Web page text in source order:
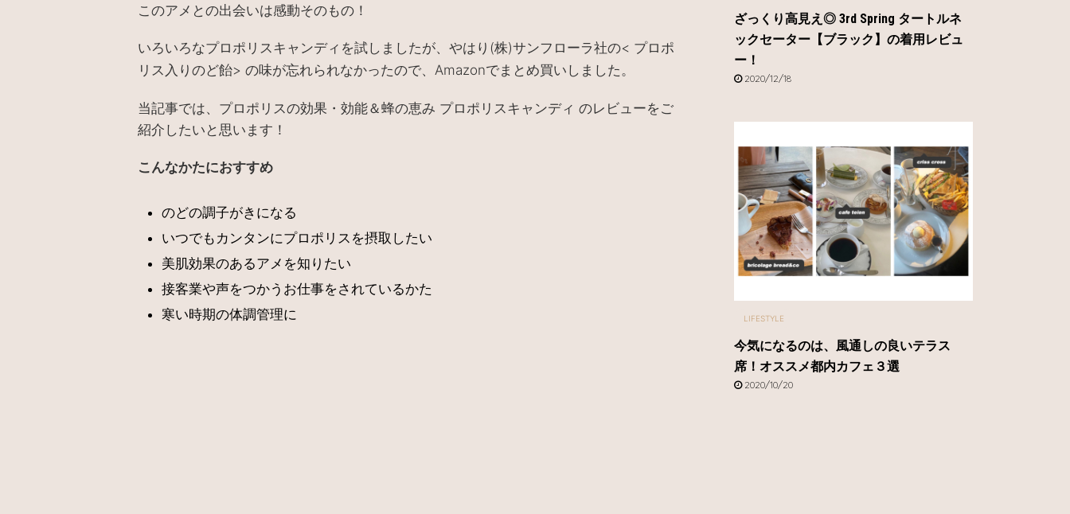
このアメとの出会いは感動そのもの！
いろいろなプロポリスキャンディを試しましたが、やはり (株)サンフローラ社の< プロポ
リス入りのど飴> の味が忘れられなかったので、 Amazonでまとめ買いしました。
当記事では、プロポリスの効果・効能＆蜂の恵み プロポリスキャンディ のレビューをご
紹介したいと思います！
こんなかたにおすすめ
のどの調子がきになる
いつでもカンタンにプロポリスを摂取したい
美肌効果のあるアメを知りたい
接客業や声をつかうお仕事をされているかた
寒い時期の体調管理に
ざっくり高見え◎ 3rd Spring タートルネ
ックセーター【ブラック】の着用レビュ
ー！
2020/12/18
LIFESTYLE
今気になるのは、風通しの良いテラス
席！オススメ都内カフェ３選
2020/10/20